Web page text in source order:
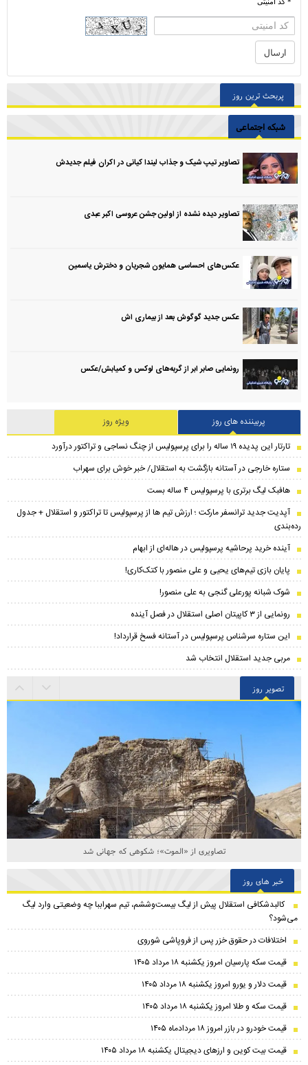
پربحث ترین روز
شبکه اجتماعی
تصاویر تیپ شیک و جذاب لیندا کیانی در اکران فیلم جدیدش
تصاویر دیده نشده از اولین جشن عروسی اکبر عبدی
عکس‌های احساسی همایون شجریان و دخترش یاسمین
عکس جدید گوگوش بعد از بیماری اش
رونمایی صابر ابر از گربه‌های لوکس و کمیابش/عکس
پربیننده های روز
ویژه روز
تارتار این پدیده ۱۹ ساله را برای پرسپولیس از چنگ نساجی و تراکتور درآورد
ستاره خارجی در آستانه بازگشت به استقلال/ خبر خوش برای سهراب
هافبک لیگ برتری با پرسپولیس ۴ ساله بست
​آپدیت جدید ترانسفر مارکت ؛ ارزش تیم ها از پرسپولیس تا تراکتور و استقلال + جدول
رده‌بندی
آینده خرید پرحاشیه‌ پرسپولیس در هاله‌ای از ابهام
پایان بازی تیم‌های یحیی و علی منصور با کتک‌کاری!
شوک شبانه پورعلی گنجی به علی منصور!
رونمایی از ۳ کاپیتان اصلی استقلال در فصل آینده
این ستاره سرشناس پرسپولیس در آستانه فسخ قرارداد!
مربی جدید استقلال انتخاب شد
تصویر روز
تصاویری از «الموت»؛ شکوهی که جهانی شد
خبر های روز
کالبدشکافی استقلال پیش از لیگ بیست‌و‌ششم، تیم سهراببا چه وضعیتی وارد لیگ
می‌شود؟
اختلافات در حقوق خزر پس از فروپاشی شوروی
قیمت سکه پارسیان امروز یکشنبه ۱۸ مرداد ۱۴۰۵
قیمت دلار و یورو امروز یکشنبه ۱۸ مرداد ۱۴۰۵
قیمت سکه و طلا امروز یکشنبه ۱۸ مرداد ۱۴۰۵
قیمت خودرو در بازر امروز ۱۸ مردادماه ۱۴۰۵
قیمت بیت کوین و ارز‌های دیجیتال یکشنبه ۱۸ مرداد ۱۴۰۵